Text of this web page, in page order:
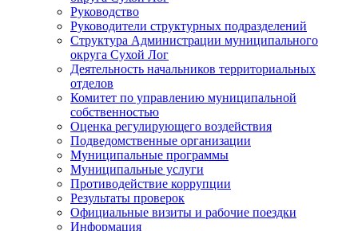
Руководство
Руководители структурных подразделений
Структура Администрации муниципального
округа Сухой Лог
Деятельность начальников территориальных
отделов
Комитет по управлению муниципальной
собственностью
Оценка регулирующего воздействия
Подведомственные организации
Муниципальные программы
Муниципальные услуги
Противодействие коррупции
Результаты проверок
Официальные визиты и рабочие поездки
Информация